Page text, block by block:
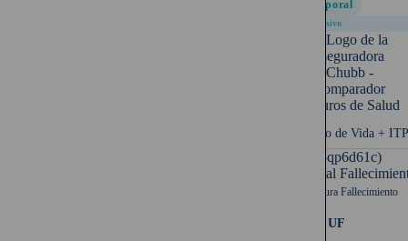
Temporal
Exclusivo
Seguro de Vida +
UF (-qp6d61c)
Capital
Cobertura Fallecimiento
1.000 UF